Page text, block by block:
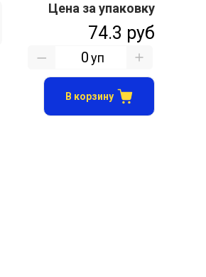
Цена за упаковку
74.3 руб
уп
В корзину